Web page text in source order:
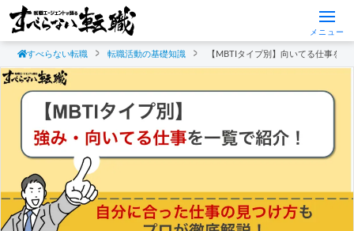
メニュー
すべらない転職 転職活動の基礎知識 【MBTIタイプ別】向いてる仕事を